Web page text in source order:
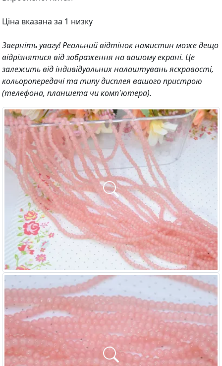
Ціна вказана за 1 низку
Зверніть увагу! Реальний відтінок намистин може дещо
відрізнятися від зображення на вашому екрані. Це
залежить від індивідуальних налаштувань яскравості,
кольоропередачі та типу дисплея вашого пристрою
(телефона, планшета чи комп'ютера).